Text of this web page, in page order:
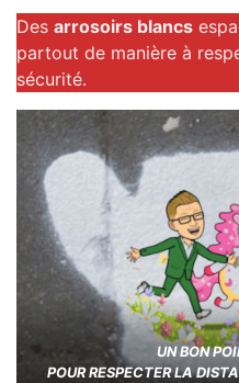
Des arrosoirs blancs
partout de manière à
sécurité.
UN BON
POUR RESPECTER LA